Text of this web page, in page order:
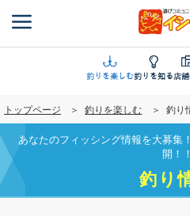
ン
に
移
動
釣りを楽しむ釣りを知る店
トップページ 釣りを楽しむ 釣り
あなたのフィッシング情報を大募集
開！！
釣り